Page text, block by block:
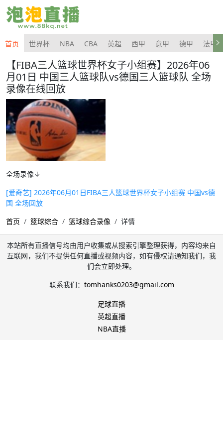
首页 世界杯 NBA CBA 英超 西甲 意甲 德甲 法甲
【FIBA三人篮球世界杯女子小组赛】2026年06
月01日 中国三人篮球队vs德国三人篮球队 全场
录像在线回放
全场录像↓
[爱奇艺] 2026年06月01日FIBA三人篮球世界杯女子小组赛 中国vs德
国 全场回放
首页
篮球综合 篮球综合录像 详情
本站所有直播信号均由用户收集或从搜索引擎整理获得，内容均来自
互联网，我们不提供任何直播或视频内容，如有侵权请通知我们，我
们会立即处理。
联系我们： tomhanks0203@gmail.com
足球直播
英超直播
NBA直播